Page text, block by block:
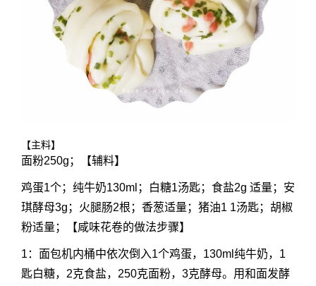
【主料】
面粉250g；【辅料】
鸡蛋1个；纯牛奶130ml；白糖1汤匙；食盐2g 适量；安
琪酵母3g；火腿肠2根；香葱适量；猪油1 1汤匙；胡椒
粉适量；【咸味花卷的做法步骤】
1：面包机内桶中依次倒入1个鸡蛋，130ml纯牛奶，1
匙白糖，2克食盐，250克面粉，3克酵母。用和面发酵